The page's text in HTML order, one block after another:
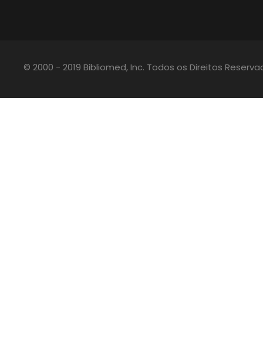
© 2000 - 2019 Bibliomed, Inc. Todos os Direitos